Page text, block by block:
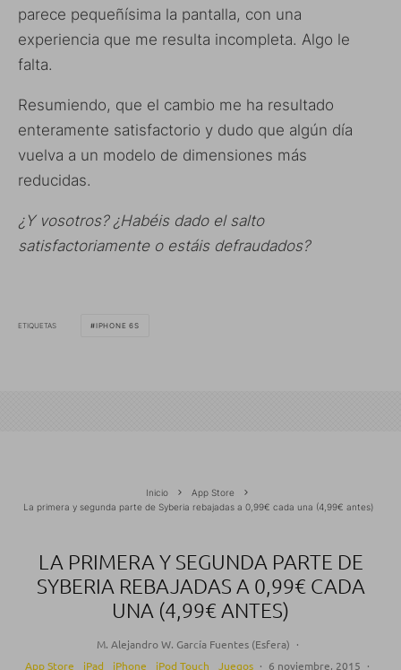
parece pequeñísima la pantalla, con una
experiencia que me resulta incompleta. Algo le
falta.
Resumiendo, que el cambio me ha resultado
enteramente satisfactorio y dudo que algún día
vuelva a un modelo de dimensiones más
reducidas.
¿Y vosotros? ¿Habéis dado el salto
satisfactoriamente o estáis defraudados?
ETIQUETAS IPHONE 6S
Inicio
App Store
La primera y segunda parte de Syberia rebajadas a 0,99€ cada una (4,99€ antes)
LA PRIMERA Y SEGUNDA PARTE DE
SYBERIA REBAJADAS A 0,99€ CADA
UNA (4,99€ ANTES)
M. Alejandro W. García Fuentes (Esfera) ·
App Store
iPad iPhone iPod Touch Juegos · 6 noviembre, 2015 ·